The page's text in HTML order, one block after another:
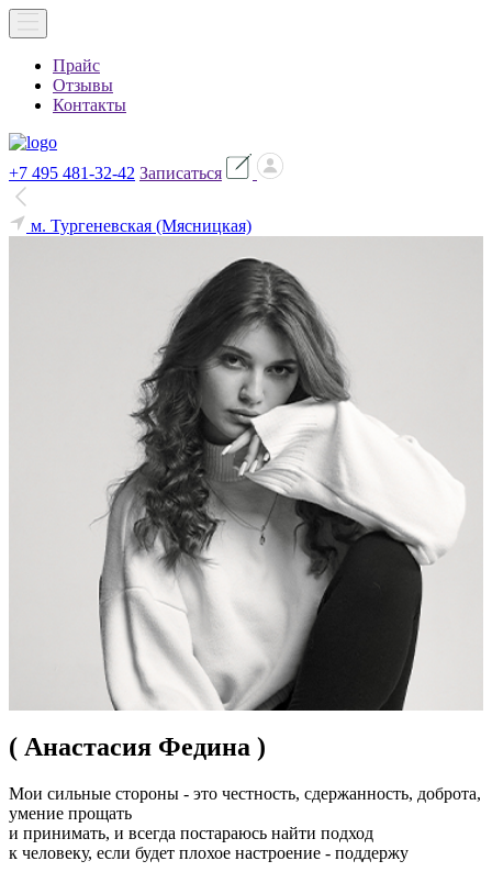
Прайс
Отзывы
Контакты
+7 495 481-32-42 Записаться
м. Тургеневская (Мясницкая)
( Анастасия Федина )
Мои сильные стороны - это честность, сдержанность, доброта,
умение прощать
и принимать, и всегда постараюсь найти подход
к человеку, если будет плохое настроение - поддержу